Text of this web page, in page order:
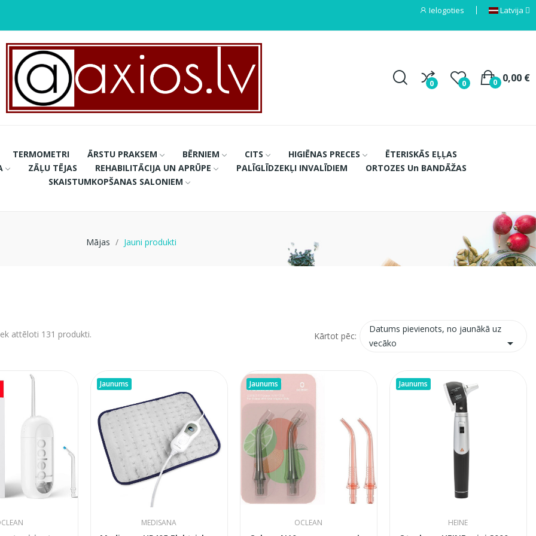
Ielogoties Latvija
0 0 0,00 €
0
TERMOMETRI ĀRSTU PRAKSEM BĒRNIEM CITS HIGIĒNAS PRECES
ĒTERISKĀS EĻĻAS
ZĀĻU TĒJAS REHABILITĀCIJA UN APRŪPE PALĪGLĪDZEKĻI INVALĪDIEM
ORTOZES Un BANDĀŽAS
SKAISTUMKOPŠANAS SALONIEM
Mājas Jauni produkti
attēloti 131 produkti. Kārtot pēc:
Datums pievienots, no jaunākā uz
vecāko

Jaunums
MEDISANA
Jaunums
OCLEAN
Jaunums
HEINE